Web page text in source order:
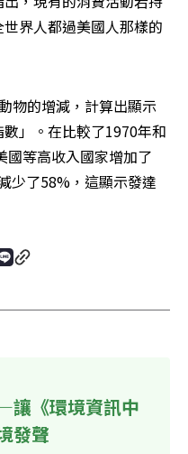
界人都過美國人那樣的
物的增減，計算出顯示
」。在比較了1970年和
國等高收入國家增加了
少了58%，這顯示發達
讓《環境資訊中
發聲